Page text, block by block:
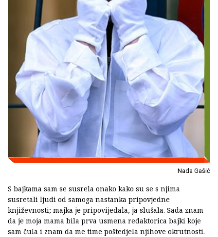
Nada Gašić
S bajkama sam se susrela onako kako su se s njima
susretali ljudi od samoga nastanka pripovjedne
književnosti; majka je pripovijedala, ja slušala. Sada znam
da je moja mama bila prva usmena redaktorica bajki koje
sam čula i znam da me time poštedjela njihove okrutnosti.